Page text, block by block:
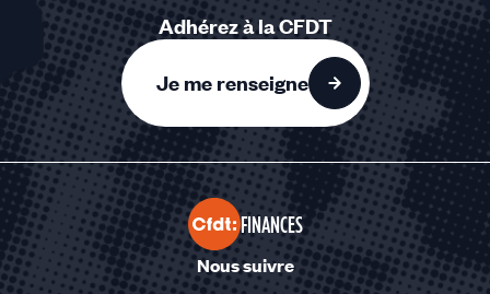
Adhérez à la CFDT
Je me renseigne
FINANCES
Nous suivre